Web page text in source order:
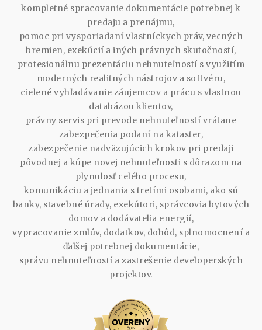
kompletné spracovanie dokumentácie potrebnej k
predaju a prenájmu,
pomoc pri vysporiadaní vlastníckych práv, vecných
bremien, exekúcií a iných právnych skutočností,
profesionálnu prezentáciu nehnuteľností s využitím
moderných realitných nástrojov a softvéru,
cielené vyhľadávanie záujemcov a prácu s vlastnou
databázou klientov,
právny servis pri prevode nehnuteľností vrátane
zabezpečenia podaní na kataster,
zabezpečenie nadväzujúcich krokov pri predaji
pôvodnej a kúpe novej nehnuteľnosti s dôrazom na
plynulosť celého procesu,
komunikáciu a jednania s tretími osobami, ako sú
banky, stavebné úrady, exekútori, správcovia bytových
domov a dodávatelia energií,
vypracovanie zmlúv, dodatkov, dohôd, splnomocnení a
ďalšej potrebnej dokumentácie,
správu nehnuteľností a zastrešenie developerských
projektov.